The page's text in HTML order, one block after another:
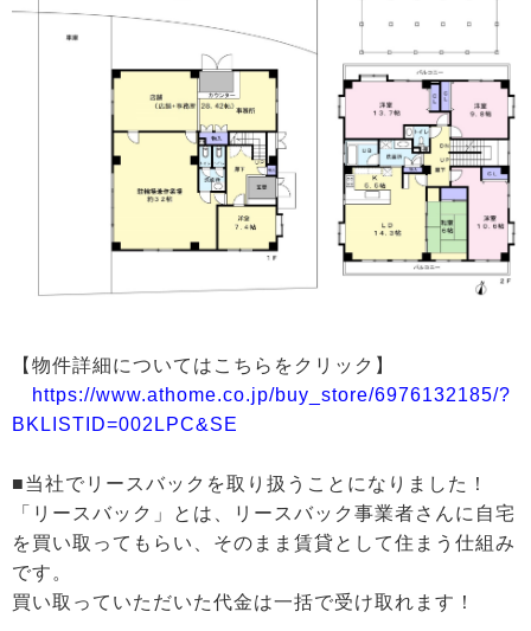
【物件詳細についてはこちらをクリック】
https://www.athome.co.jp/buy_store/6976132185/?
BKLISTID=002LPC&SE
■当社でリースバックを取り扱うことになりました！
「リースバック」とは、リースバック事業者さんに自宅
を買い取ってもらい、そのまま賃貸として住まう仕組み
です。
買い取っていただいた代金は一括で受け取れます！